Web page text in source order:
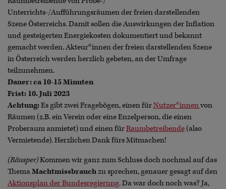
Unterrichts-/Aufführungsräumen der freien darstellenden
Szene Österreichs. Damit sollen die Auswirkungen der Inflation
und gesteigerten Energiekosten dokumentiert und bekannt
gemacht werden. Akteur*innen der freien darstellenden Szene
in Österreich werden herzlich gebeten, an der Umfrage
teilzunehmen.
Dauer: ca 10-15 Minuten
Frist: 10. Juli 2023
Achtung:Es gibt zwei Fragebögen, einen fürNutzer*innenvon
Räumen (z.B. ein Verein oder eine Enzelperson, die einen
Proberaum anmietet) und einen fürRaumbetreibende(also
Vermietende). Herzlichen Dank fürs Mitmachen!
(Räusper)Kommen wir ganz zum Schluss doch nochmal auf das
ThemaMachtmissbrauchzu sprechen, genauer gesagt auf den
Aktionsplan der Bundesregierung. Da war doch noch was? Ja,